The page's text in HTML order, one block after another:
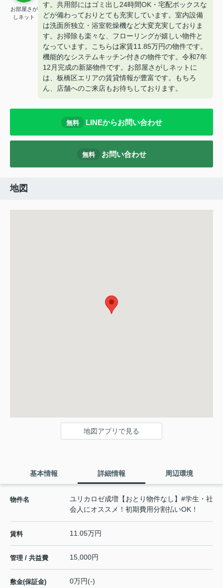
お部屋さが
しネット
す。共用部にはゴミ出し24時間OK・宅配ボックスな
どが備わっておりとても充実しています。室内設備
は洗面所独立・浴室乾燥機など大変充実しておりま
す。お掃除も楽々な、フローリングが嬉しい物件と
なっています。こちらは家賃11.85万円の物件です。
機能的なシステムキッチン付きの物件です。令和7年
12月完成の新築物件です。お部屋さがしネットに
は、板橋区エリアの賃貸情報が豊富です。もちろ
ん、店舗へのご来店もお待ちしております。
無料 LINEからお問い合わせ
無料 お問い合わせ
地図
地図アプリで見る
基本情報 詳細情報 周辺環境
物件名
ユリカロゼ成増【おとり物件なし】#学生・社
会人にオススメ！初期費用分割払いOK！
賃料 11.05万円
管理 / 共益費 15,000円
敷金(保証金) 0万円(-)